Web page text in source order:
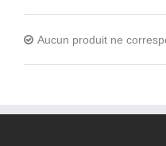
Aucun produit ne